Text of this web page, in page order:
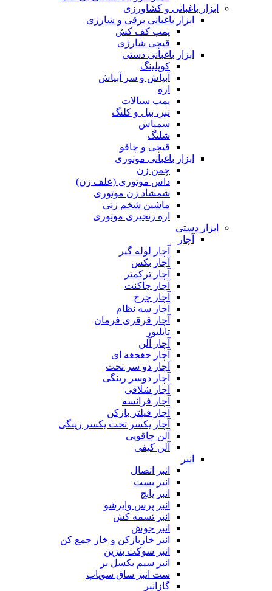
ابزار باغبانی و کشاورزی
ابزار باغبانی برقی و شارژی
پمپ کف کش
قیچی شارژی
ابزار باغبانی دستی
کوپلینگ
آبپاش و سر آبپاش
اره
پمپ سیالات
تبر، بیل و کلنگ
سمپاش
شلنگ
قیچی و چاقو
ابزار باغبانی موتوری
چمن زن
داس موتوری (علف زن)
شمشاد زن موتوری
ماشین شخم زنی
اره زنجیری موتوری
ابزار دستی
آچار
آچار لوله گیر
آچار بکس
آچار ترکمتر
آچار چاکنت
آچار چرخ
آچار سه نظام
آچار قرقری فرمان
تایلیور
آچار آلن
آچار جغجغه ای
آچار دو سر تخت
آچار دوسر رینگی
آچار شلاقی
آچار فرانسه
آچار فیلتر بازکن
آچار یکسر تخت یکسر رینگی
آلن چاقویی
آلن کیفی
انبر
انبر اتصال
انبر بست
انبر پانچ
انبر پرس وایرشو
انبر تسمه کش
انبر جوش
انبر خاربازکن و خار جمع کن
انبر سوکت بنزین
انبر سیم بکسل بر
ست انبر ساق سوپاپ
گازانبر